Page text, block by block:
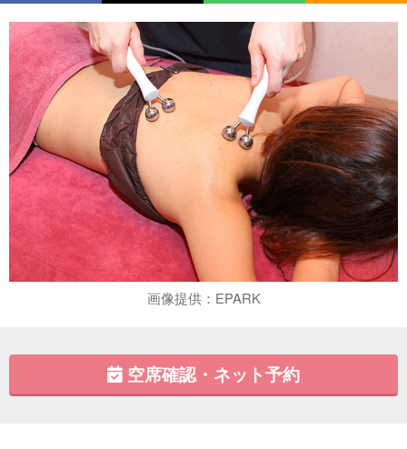
画像提供：EPARK
空席確認・ネット予約